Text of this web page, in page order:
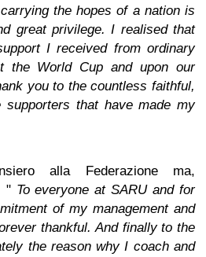
the hopes of a nation is
great privilege. I realised that
I received from ordinary
the World Cup and upon our
you to the countless faithful,
supporters that have made my
alla Federazione ma,
" To everyone at SARU and for
of my management and
thankful. And finally to the
the reason why I coach and